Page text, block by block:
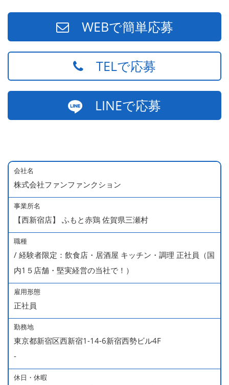
WEBで簡単応募
TELで応募
LINEで応募
会社名
株式会社ファンファンクション
事業所名
【西新宿店】 ふもと赤鶏 佐賀県三瀬村
職種
/ 経験者限定：飲食店・居酒屋 キッチン・調理 正社員（国
内1５店舗・堅実経営の当社で！）
雇用形態
正社員
勤務地
東京都新宿区西新宿1-14-6新宿西勢ビル4F
-
休日・休暇